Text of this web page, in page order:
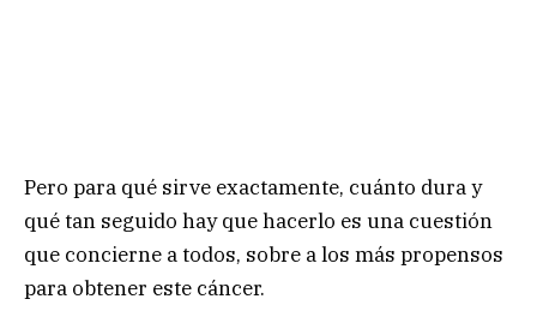
Pero para qué sirve exactamente, cuánto dura y
qué tan seguido hay que hacerlo es una cuestión
que concierne a todos, sobre a los más propensos
para obtener este cáncer.